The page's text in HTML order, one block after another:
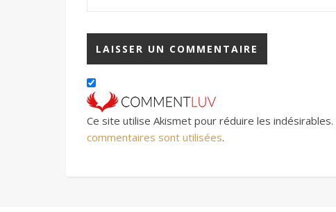
Ce site utilise Akismet pour réduire les indésirables.
commentaires sont utilisées.